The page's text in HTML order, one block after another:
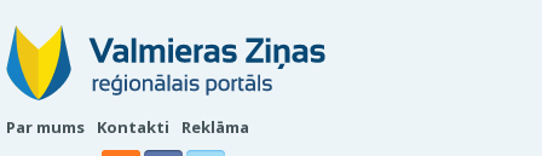
Par mums Kontakti
Reklāma